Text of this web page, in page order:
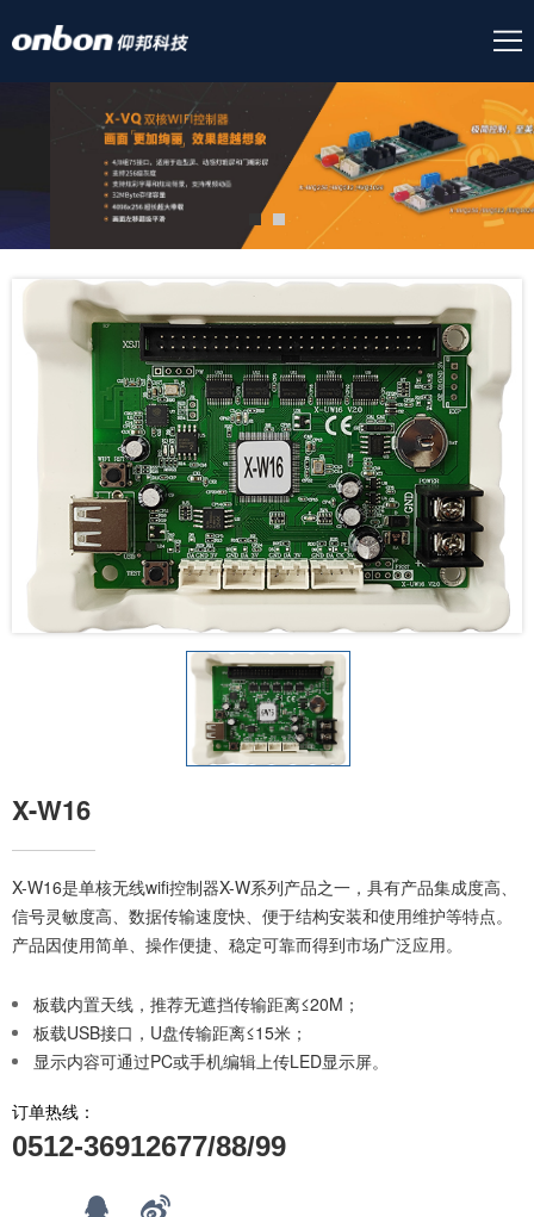
X-W16
X-W16是单核无线wifi控制器X-W系列产品之一，具有产品集成度高、
信号灵敏度高、数据传输速度快、便于结构安装和使用维护等特点。
产品因使用简单、操作便捷、稳定可靠而得到市场广泛应用。
板载内置天线，推荐无遮挡传输距离≤20M；
板载USB接口，U盘传输距离≤15米；
显示内容可通过PC或手机编辑上传LED显示屏。
订单热线：
0512-36912677/88/99